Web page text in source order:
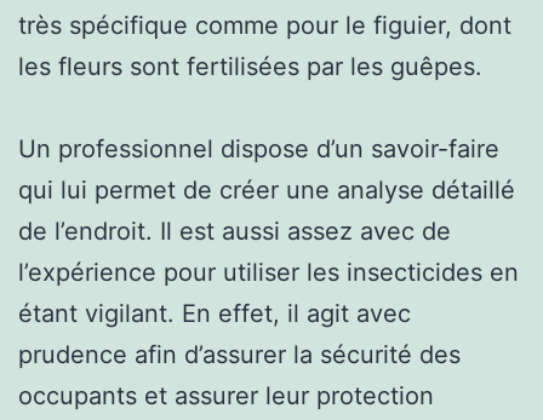
très spécifique comme pour le figuier, dont
les fleurs sont fertilisées par les guêpes.
Un professionnel dispose d’un savoir-faire
qui lui permet de créer une analyse détaillé
de l’endroit. Il est aussi assez avec de
l’expérience pour utiliser les insecticides en
étant vigilant. En effet, il agit avec
prudence afin d’assurer la sécurité des
occupants et assurer leur protection